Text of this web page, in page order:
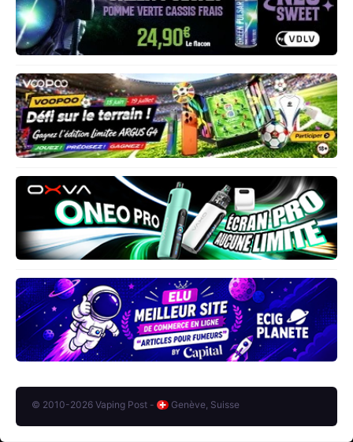
© 2010-2026 Vaping Post - Genève, Suisse